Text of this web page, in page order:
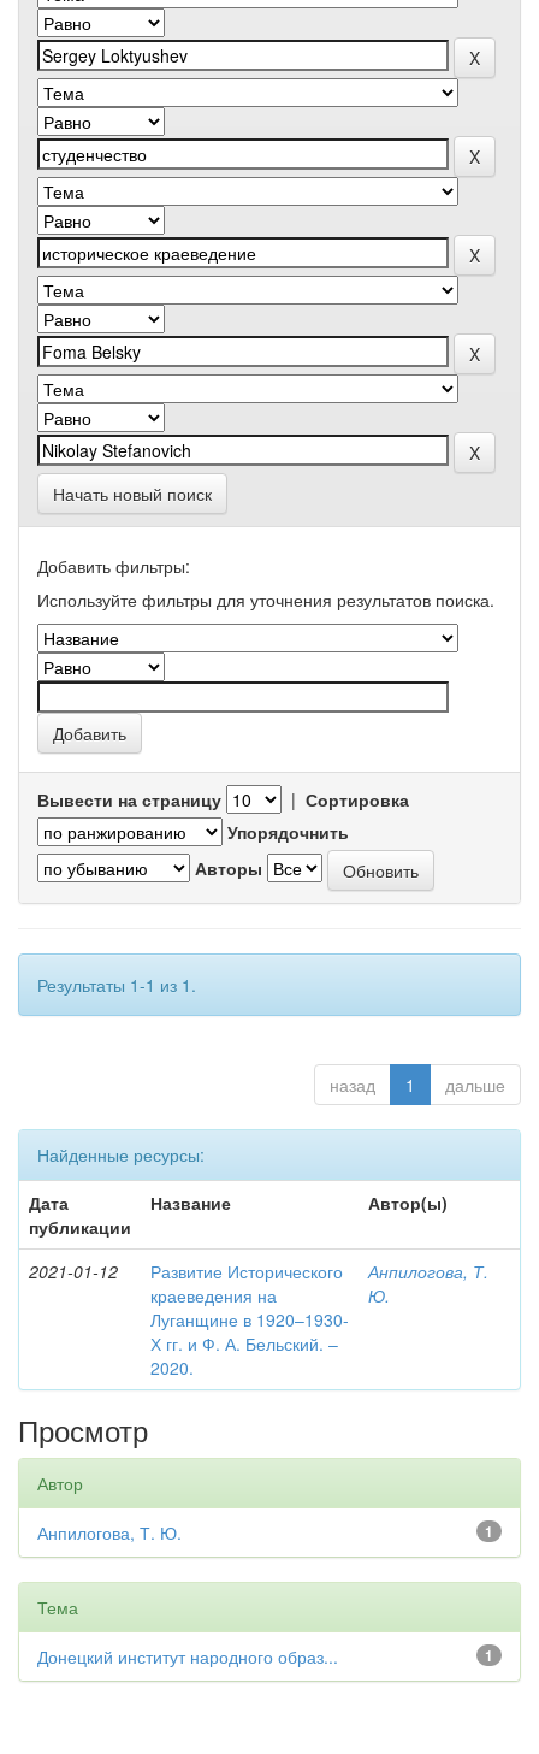
Начать новый поиск
Добавить фильтры:
Используйте фильтры для уточнения результатов поиска.
Вывести на страницу | Сортировка
Упорядочнить
Авторы
Результаты 1-1 из 1.
назад 1 дальше
Найденные ресурсы:
Дата
публикации
Название Автор(ы)
2021-01-12
Развитие Исторического
краеведения на
Луганщине в 1920–1930-
Х гг. и Ф. А. Бельский. –
2020.
Анпилогова, Т.
Ю.
Просмотр
Автор
1
Анпилогова, Т. Ю.
Тема
1
Донецкий институт народного образ...